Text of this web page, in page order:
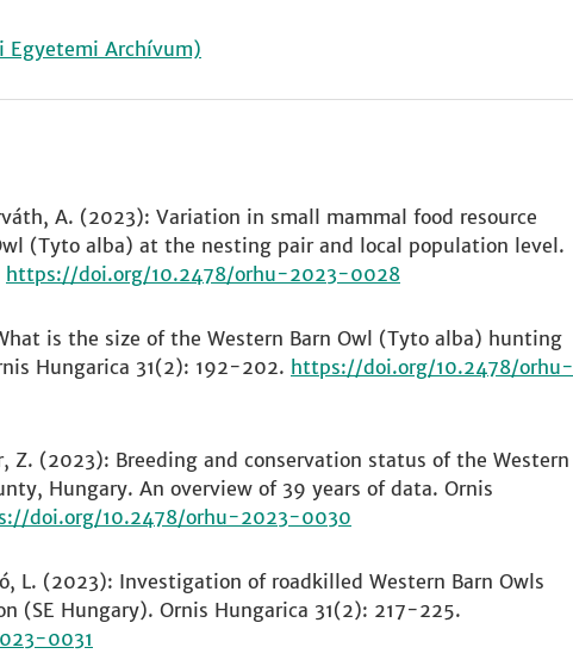
Egyetemi Archívum)
A. (2023): Variation in small mammal food resource
(Tyto alba) at the nesting pair and local population level.
https://doi.org/10.2478/orhu-2023-0028
is the size of the Western Barn Owl (Tyto alba) hunting
Hungarica 31(2): 192-202. https://doi.org/10.2478/orhu-
Z. (2023): Breeding and conservation status of the Western
Hungary. An overview of 39 years of data. Ornis
doi.org/10.2478/orhu-2023-0030
L. (2023): Investigation of roadkilled Western Barn Owls
(SE Hungary). Ornis Hungarica 31(2): 217-225.
0031